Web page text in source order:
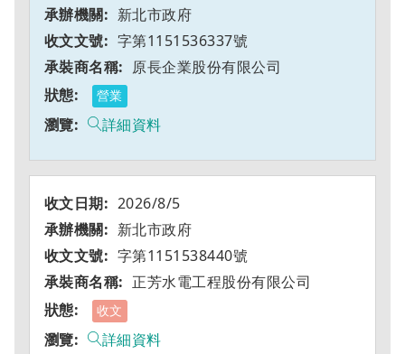
新北市政府
字第1151536337號
原長企業股份有限公司
營業
詳細資料
2026/8/5
新北市政府
字第1151538440號
正芳水電工程股份有限公司
收文
詳細資料